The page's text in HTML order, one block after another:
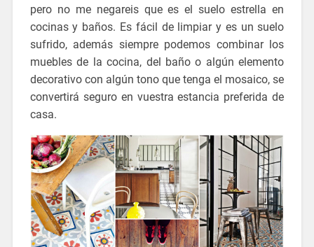
pero no me negareis que es el suelo estrella en
cocinas y baños. Es fácil de limpiar y es un suelo
sufrido, además siempre podemos combinar los
muebles de la cocina, del baño o algún elemento
decorativo con algún tono que tenga el mosaico, se
convertirá seguro en vuestra estancia preferida de
casa.